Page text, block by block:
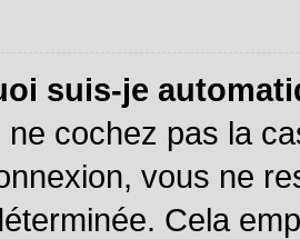
suis-je
ne cochez pas la
vous ne
Cela